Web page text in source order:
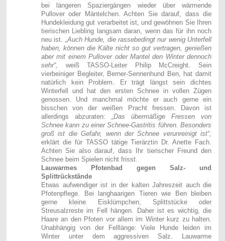
bei längeren Spaziergängen wieder über wärmende
Pullover oder Mäntelchen. Achten Sie darauf, dass die
Hundekleidung gut verarbeitet ist, und gewöhnen Sie Ihren
tierischen Liebling langsam daran, wenn das für ihn noch
neu ist.
„Auch Hunde, die rassebedingt nur wenig Unterfell
haben, können die Kälte nicht so gut vertragen, genießen
aber mit einem Pullover oder Mantel den Winter dennoch
sehr“,
weiß TASSO-Leiter Philip McCreight. Sein
vierbeiniger Begleiter, Berner-Sennenhund Ben, hat damit
natürlich kein Problem. Er trägt längst sein dichtes
Winterfell und hat den ersten Schnee in vollen Zügen
genossen. Und manchmal möchte er auch gerne ein
bisschen von der weißen Pracht fressen. Davon ist
allerdings abzuraten:
„Das übermäßige Fressen von
Schnee kann zu einer Schnee-Gastritis führen. Besonders
groß ist die Gefahr, wenn der Schnee verunreinigt ist“,
erklärt die für TASSO tätige Tierärztin Dr. Anette Fach.
Achten Sie also darauf, dass Ihr tierischer Freund den
Schnee beim Spielen nicht frisst.
Lauwarmes Pfotenbad gegen Salz- und
Splittrückstände
Etwas aufwendiger ist in der kalten Jahreszeit auch die
Pfotenpflege. Bei langhaarigen Tieren wie Ben bleiben
gerne kleine Eisklümpchen, Splittstücke oder
Streusalzreste im Fell hängen. Daher ist es wichtig, die
Haare an den Pfoten vor allem im Winter kurz zu halten.
Unabhängig von der Felllänge: Viele Hunde leiden im
Winter unter dem aggressiven Salz. Lauwarme